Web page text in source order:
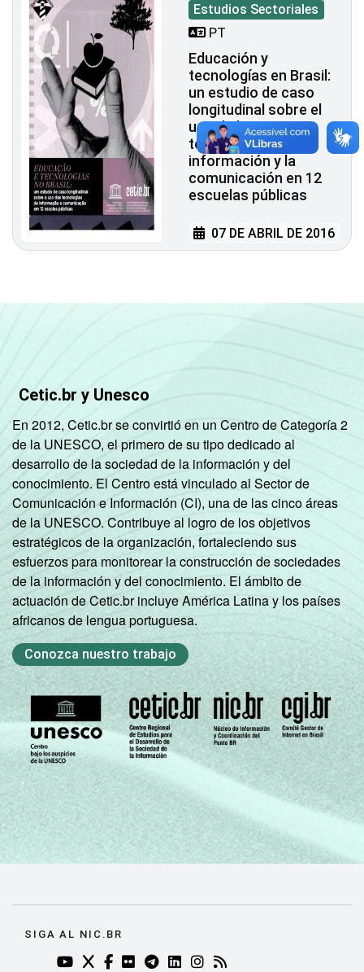
Estudios Sectoriales
PT
Educación y
tecnologías en Brasil:
un estudio de caso
longitudinal sobre el
uso de las
tecnologías de la
información y la
comunicación en 12
escuelas públicas
07 DE ABRIL DE 2016
Cetic.br y Unesco
En 2012, Cetic.br se convirtió en un Centro de Categoría 2
de la UNESCO, el primero de su tipo dedicado al
desarrollo de la sociedad de la información y del
conocimiento. El Centro está vinculado al Sector de
Comunicación e Información (CI), una de las cinco áreas
de la UNESCO. Contribuye al logro de los objetivos
estratégicos de la organización, fortaleciendo sus
esfuerzos para monitorear la construcción de sociedades
de la información y del conocimiento. El ámbito de
actuación de Cetic.br incluye América Latina y los países
africanos de lengua portuguesa.
Conozca nuestro trabajo
SIGA AL NIC.BR
YOUTUBE DO NIC.BR (ABRE EM NOVA ABA)
TWITTER DO NIC.BR (ABRE EM NOVA ABA)
FACEBOOK DO NIC.BR (ABRE EM NOVA
FLICKR DO NIC.BR (ABRE EM NOVA
TELEGRAM DO NIC.BR (ABRE EM
LINKEDIN DO NIC.BR (ABRE
INSTAGRAM DO NIC.BR
RSS DO NIC.BR (ABRE